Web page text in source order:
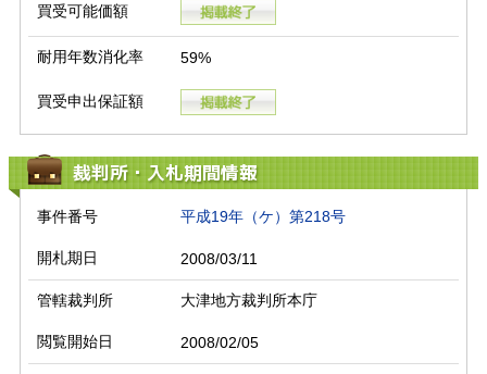
買受可能価額
耐用年数消化率 59%
買受申出保証額
裁判所・入札期間情報
事件番号 平成19年（ケ）第218号
開札期日 2008/03/11
管轄裁判所 大津地方裁判所本庁
閲覧開始日 2008/02/05